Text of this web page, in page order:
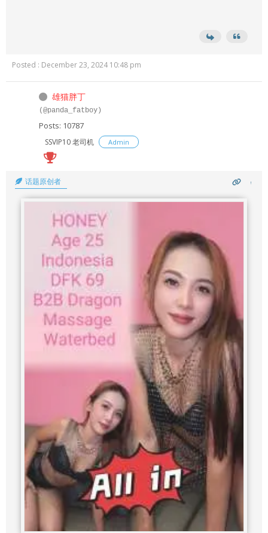
Posted : December 23, 2024 10:48 pm
雄猫胖丁
(@panda_fatboy)
Posts: 10787
SSVIP10 老司机 Admin
话题原创者